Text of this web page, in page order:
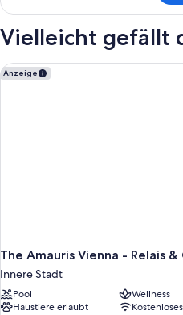
Suite
Vielleicht gefällt
Anzeige
The Amauris Vienna - Relais
Innere Stadt
Pool
Wellness
Haustiere erlaubt
The Amauris Vienna - Relais &